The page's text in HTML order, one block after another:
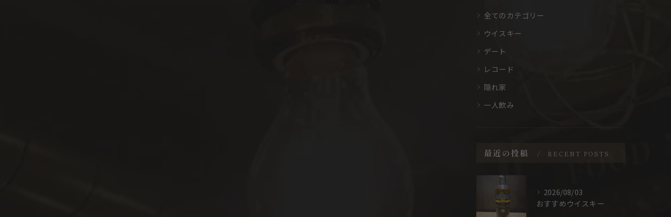
全てのカテゴリー
ウイスキー
デート
レコード
隠れ家
一人飲み
最近の投稿 RECENT POSTS
2026/08/03
おすすめウイスキー